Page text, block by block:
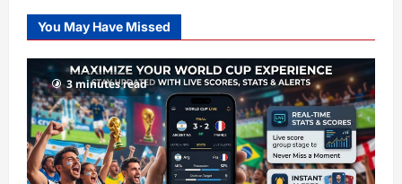
Slot
Gacor
RTP
terupdate
You May Have Missed
3 minutes read